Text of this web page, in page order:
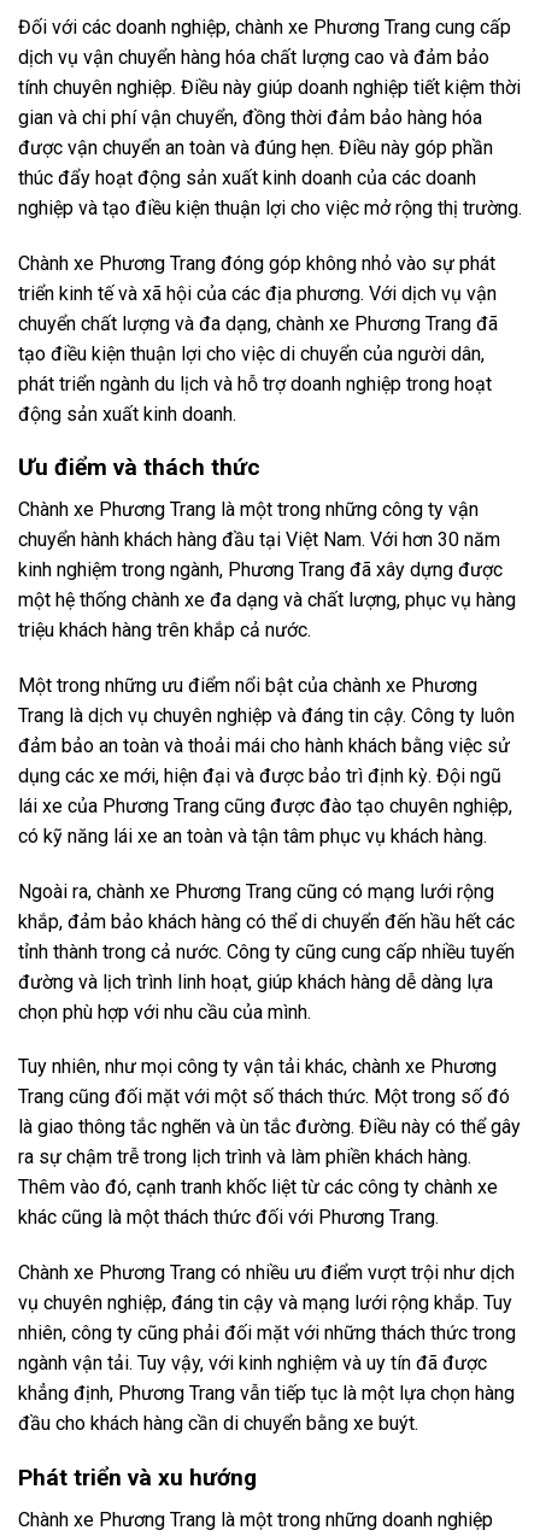
Đối với các doanh nghiệp, chành xe Phương Trang cung cấp
dịch vụ vận chuyển hàng hóa chất lượng cao và đảm bảo
tính chuyên nghiệp. Điều này giúp doanh nghiệp tiết kiệm thời
gian và chi phí vận chuyển, đồng thời đảm bảo hàng hóa
được vận chuyển an toàn và đúng hẹn. Điều này góp phần
thúc đẩy hoạt động sản xuất kinh doanh của các doanh
nghiệp và tạo điều kiện thuận lợi cho việc mở rộng thị trường.
Chành xe Phương Trang đóng góp không nhỏ vào sự phát
triển kinh tế và xã hội của các địa phương. Với dịch vụ vận
chuyển chất lượng và đa dạng, chành xe Phương Trang đã
tạo điều kiện thuận lợi cho việc di chuyển của người dân,
phát triển ngành du lịch và hỗ trợ doanh nghiệp trong hoạt
động sản xuất kinh doanh.
Ưu điểm và thách thức
Chành xe Phương Trang là một trong những công ty vận
chuyển hành khách hàng đầu tại Việt Nam. Với hơn 30 năm
kinh nghiệm trong ngành, Phương Trang đã xây dựng được
một hệ thống chành xe đa dạng và chất lượng, phục vụ hàng
triệu khách hàng trên khắp cả nước.
Một trong những ưu điểm nổi bật của chành xe Phương
Trang là dịch vụ chuyên nghiệp và đáng tin cậy. Công ty luôn
đảm bảo an toàn và thoải mái cho hành khách bằng việc sử
dụng các xe mới, hiện đại và được bảo trì định kỳ. Đội ngũ
lái xe của Phương Trang cũng được đào tạo chuyên nghiệp,
có kỹ năng lái xe an toàn và tận tâm phục vụ khách hàng.
Ngoài ra, chành xe Phương Trang cũng có mạng lưới rộng
khắp, đảm bảo khách hàng có thể di chuyển đến hầu hết các
tỉnh thành trong cả nước. Công ty cũng cung cấp nhiều tuyến
đường và lịch trình linh hoạt, giúp khách hàng dễ dàng lựa
chọn phù hợp với nhu cầu của mình.
Tuy nhiên, như mọi công ty vận tải khác, chành xe Phương
Trang cũng đối mặt với một số thách thức. Một trong số đó
là giao thông tắc nghẽn và ùn tắc đường. Điều này có thể gây
ra sự chậm trễ trong lịch trình và làm phiền khách hàng.
Thêm vào đó, cạnh tranh khốc liệt từ các công ty chành xe
khác cũng là một thách thức đối với Phương Trang.
Chành xe Phương Trang có nhiều ưu điểm vượt trội như dịch
vụ chuyên nghiệp, đáng tin cậy và mạng lưới rộng khắp. Tuy
nhiên, công ty cũng phải đối mặt với những thách thức trong
ngành vận tải. Tuy vậy, với kinh nghiệm và uy tín đã được
khẳng định, Phương Trang vẫn tiếp tục là một lựa chọn hàng
đầu cho khách hàng cần di chuyển bằng xe buýt.
Phát triển và xu hướng
Chành xe Phương Trang là một trong những doanh nghiệp